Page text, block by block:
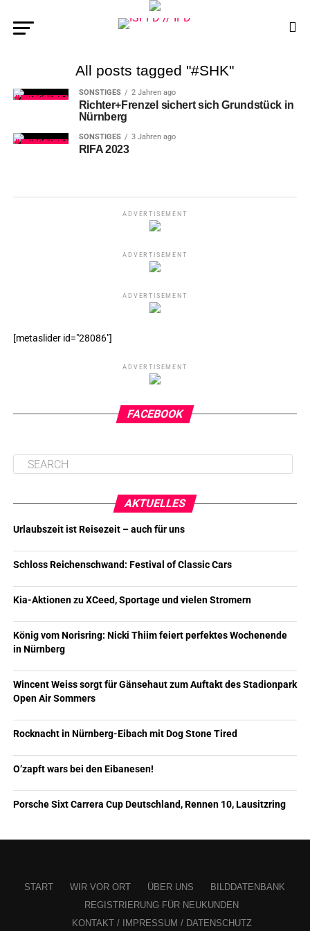
All posts tagged "#SHK"
SONSTIGES 2 Jahren ago
Richter+Frenzel sichert sich Grundstück in
Nürnberg
SONSTIGES 3 Jahren ago
RIFA 2023
ADVERTISEMENT
ADVERTISEMENT
ADVERTISEMENT
[metaslider id="28086"]
ADVERTISEMENT
FACEBOOK
AKTUELLES
Urlaubszeit ist Reisezeit – auch für uns
Schloss Reichenschwand: Festival of Classic Cars
Kia-Aktionen zu XCeed, Sportage und vielen Stromern
König vom Norisring: Nicki Thiim feiert perfektes Wochenende
in Nürnberg
Wincent Weiss sorgt für Gänsehaut zum Auftakt des Stadionpark
Open Air Sommers
Rocknacht in Nürnberg-Eibach mit Dog Stone Tired
O’zapft wars bei den Eibanesen!
Porsche Sixt Carrera Cup Deutschland, Rennen 10, Lausitzring
START WIR VOR ORT ÜBER UNS
BILDDATENBANK
REGISTRIERUNG FÜR NEUKUNDEN
KONTAKT / IMPRESSUM / DATENSCHUTZ